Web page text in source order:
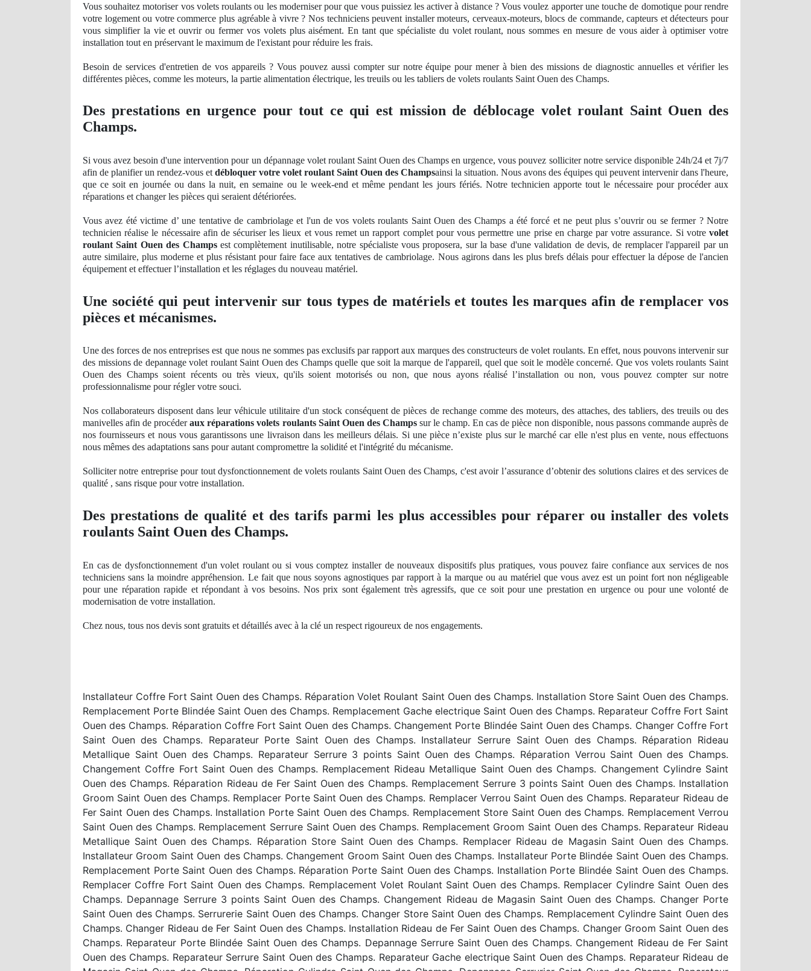
Vous souhaitez motoriser vos volets roulants ou les moderniser pour que vous puissiez les activer à distance ? Vous voulez apporter une touche de domotique pour rendre
votre logement ou votrecommerce plus agréableà vivre ? Nos techniciens peuvent installer moteurs, cerveaux-moteurs, blocs de commande, capteurs et détecteurs pour
vous simplifier la vie et ouvrir ou fermer vos volets plus aisément. En tant que spécialiste du volet roulant, nous sommes en mesure de vous aider à optimiser votre
installation tout en préservant le maximum de l'existant pour réduire les frais.
Besoin de services d'entretien de vos appareils ? Vous pouvez aussi compter sur notre équipe pour mener à bien des missionsde diagnostic annuelles et vérifier les
différentes pièces, comme les moteurs, la partie alimentation électrique, les treuils ou les tabliers de volets roulants Saint Ouen des Champs.
Des prestations en urgence pour tout ce qui est mission de déblocage volet roulant Saint Ouen des
Champs.
Si vous avez besoin d'une intervention pour un dépannage volet roulant Saint Ouen des Champs en urgence, vous pouvez solliciter notre service disponible 24h/24 et 7j/7
afin de planifier un rendez-vous et débloquer votre volet roulant Saint Ouen des Champsainsi la situation. Nous avons des équipes qui peuvent intervenir dans l'heure,
que ce soit en journée ou dans la nuit, en semaine ou le week-end et même pendant les jours fériés. Notre technicien apporte tout le nécessaire pour procéder aux
réparations et changer les pièces qui seraient détériorées.
Vous avez été victime d’ une tentative de cambriolage et l'un de vos volets roulants Saint Ouen des Champs a été forcé et ne peut plus s’ouvrir ou se fermer ? Notre
technicien réalise le nécessaire afin de sécuriser les lieux et vous remet un rapport complet pour vous permettre une prise en charge par votre assurance. Si votre volet
roulant Saint Ouen des Champsest complètement inutilisable, notre spécialiste vous proposera, sur la base d'une validation de devis, de remplacer l'appareil par un
autre similaire, plus moderne et plus résistant pour faire face aux tentatives de cambriolage. Nous agirons dans les plus brefs délais pour effectuer la dépose de l'ancien
équipement et effectuer l’installation et les réglages du nouveau matériel.
Une société qui peut intervenir sur tous types de matériels et toutes les marques afin de remplacer vos
pièces et mécanismes.
Une des forces de nos entreprises est que nous ne sommes pas exclusifs par rapport aux marques des constructeurs de volet roulants. En effet, nous pouvons intervenir sur
des missions de depannage volet roulant Saint Ouen des Champs quelle que soit la marque de l'appareil, quel que soit le modèle concerné. Que vos volets roulants Saint
Ouen des Champs soient récentsou très vieux, qu'ils soient motorisés ou non, que nous ayons réalisé l’installation ou non, vous pouvez compter sur notre
professionnalisme pour réglervotre souci.
Noscollaborateurs disposent dans leur véhicule utilitaire d'un stockconséquentde pièces de rechange comme des moteurs, des attaches, des tabliers, des treuils ou des
manivelles afin de procéderaux réparations volets roulants Saint Ouen des Champssur le champ. En cas de pièce non disponible, nous passons commande auprès de
nos fournisseurs et nous vous garantissons une livraison dans les meilleurs délais. Si une pièce n’existe plus sur le marché car elle n'est plus en vente, nous effectuons
nous mêmes des adaptations sans pour autant compromettre la solidité et l'intégrité du mécanisme.
Solliciter notre entreprise pour tout dysfonctionnement de volets roulants Saint Ouen des Champs, c'est avoir l’assurance d’obtenir des solutions claires et des services de
qualité , sans risque pour votre installation.
Des prestations de qualité et des tarifs parmi les plus accessibles pour réparer ou installer des volets
roulants Saint Ouen des Champs.
En cas de dysfonctionnement d'un volet roulant ou si vous comptez installer de nouveaux dispositifs plus pratiques, vous pouvez faire confiance aux services de nos
techniciens sans la moindre appréhension. Le fait que nous soyons agnostiques par rapport à la marque ou au matériel que vous avez est un point fortnon négligeable
pour une réparation rapide et répondant à vos besoins. Nosprix sont également très agressifs, que ce soit pour une prestation en urgence ou pour une volonté de
modernisation de votre installation.
Chez nous, tous nos devis sont gratuits et détaillés avec à la clé un respect rigoureux de nos engagements.
Installateur Coffre Fort Saint Ouen des Champs. Réparation Volet Roulant Saint Ouen des Champs. Installation Store Saint Ouen des Champs.
Remplacement Porte Blindée Saint Ouen des Champs. Remplacement Gache electrique Saint Ouen des Champs. Reparateur Coffre Fort Saint
Ouen des Champs. Réparation Coffre Fort Saint Ouen des Champs. Changement Porte Blindée Saint Ouen des Champs. Changer Coffre Fort
Saint Ouen des Champs. Reparateur Porte Saint Ouen des Champs. Installateur Serrure Saint Ouen des Champs. Réparation Rideau
Metallique Saint Ouen des Champs. Reparateur Serrure 3 points Saint Ouen des Champs. Réparation Verrou Saint Ouen des Champs.
Changement Coffre Fort Saint Ouen des Champs. Remplacement Rideau Metallique Saint Ouen des Champs. Changement Cylindre Saint
Ouen des Champs. Réparation Rideau de Fer Saint Ouen des Champs. Remplacement Serrure 3 points Saint Ouen des Champs. Installation
Groom Saint Ouen des Champs. Remplacer Porte Saint Ouen des Champs. Remplacer Verrou Saint Ouen des Champs. Reparateur Rideau de
Fer Saint Ouen des Champs. Installation Porte Saint Ouen des Champs. Remplacement Store Saint Ouen des Champs. Remplacement Verrou
Saint Ouen des Champs. Remplacement Serrure Saint Ouen des Champs. Remplacement Groom Saint Ouen des Champs. Reparateur Rideau
Metallique Saint Ouen des Champs. Réparation Store Saint Ouen des Champs. Remplacer Rideau de Magasin Saint Ouen des Champs.
Installateur Groom Saint Ouen des Champs. Changement Groom Saint Ouen des Champs. Installateur Porte Blindée Saint Ouen des Champs.
Remplacement Porte Saint Ouen des Champs. Réparation Porte Saint Ouen des Champs. Installation Porte Blindée Saint Ouen des Champs.
Remplacer Coffre Fort Saint Ouen des Champs. Remplacement Volet Roulant Saint Ouen des Champs. Remplacer Cylindre Saint Ouen des
Champs. Depannage Serrure 3 points Saint Ouen des Champs. Changement Rideau de Magasin Saint Ouen des Champs. Changer Porte
Saint Ouen des Champs. Serrurerie Saint Ouen des Champs. Changer Store Saint Ouen des Champs. Remplacement Cylindre Saint Ouen des
Champs. Changer Rideau de Fer Saint Ouen des Champs. Installation Rideau de Fer Saint Ouen des Champs. Changer Groom Saint Ouen des
Champs. Reparateur Porte Blindée Saint Ouen des Champs. Depannage Serrure Saint Ouen des Champs. Changement Rideau de Fer Saint
Ouen des Champs. Reparateur Serrure Saint Ouen des Champs. Reparateur Gache electrique Saint Ouen des Champs. Reparateur Rideau de